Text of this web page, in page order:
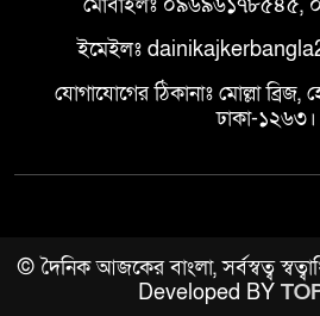
ইমেইলঃ
যোগাযোগের ঠিকানাঃ মোল্লা ব্রিজ,
ঢাকা-১২৬৩।
© দৈনিক আজকের বাংলা, সর্বস্বত্ব
Developed BY